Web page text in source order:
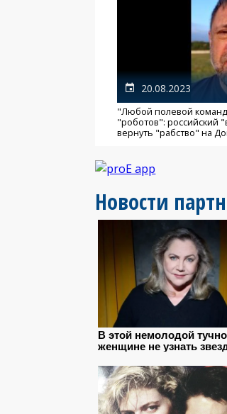
20.08.2023
"Любой полевой
"роботов": российский
вернуть "рабство" на
Новости